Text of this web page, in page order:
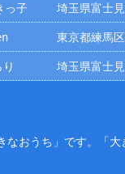
っ子 埼玉県富士
東京都練馬
埼玉県富士
おうち」です。「